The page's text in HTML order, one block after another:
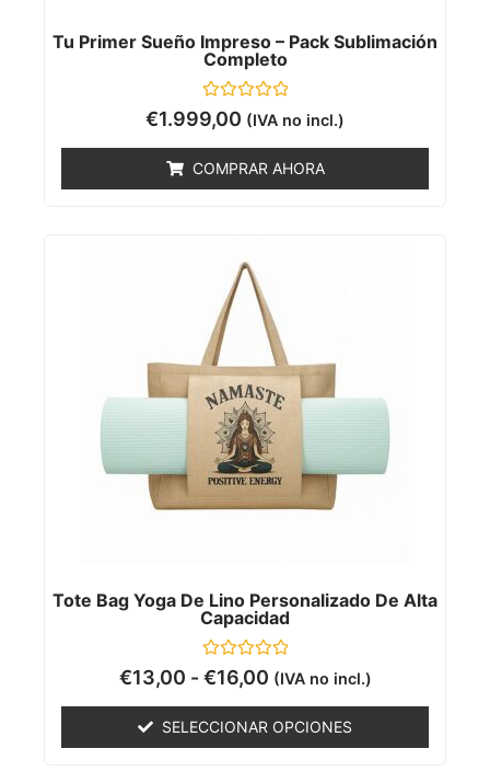
Tu Primer Sueño Impreso – Pack Sublimación
Completo
Valorado
con
5
€1.999,00 (IVA no incl.)
COMPRAR AHORA
Tote Bag Yoga De Lino Personalizado De Alta
Capacidad
Valorado
con
5
€13,00 - €16,00 (IVA no incl.)
SELECCIONAR OPCIONES